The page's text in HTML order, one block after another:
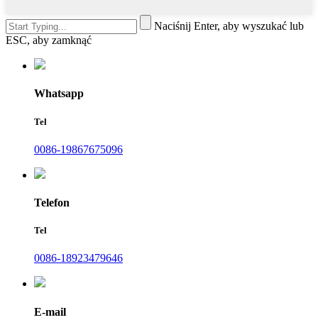
Naciśnij Enter, aby wyszukać lub
ESC, aby zamknąć
Whatsapp
Tel
0086-19867675096
Telefon
Tel
0086-18923479646
E-mail